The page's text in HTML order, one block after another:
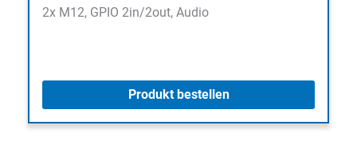
2x M12, GPIO 2in/2out, Audio
Produkt bestellen